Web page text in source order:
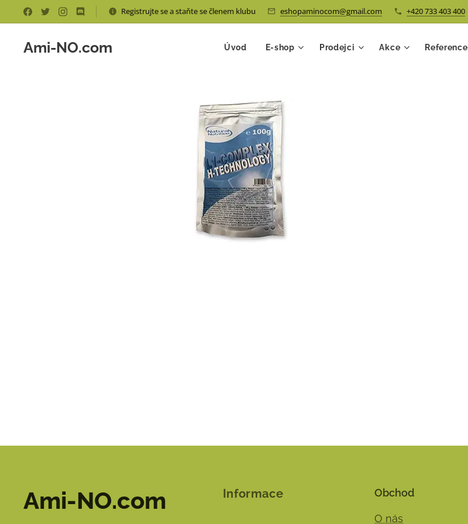
Registrujte se a staňte se členem klubu eshopaminocom@gmail.com +420 733 403 400
Ami-NO.com Úvod E-shop Prodejci Akce Reference
Ami-NO.com
Informace Obchod
O nás